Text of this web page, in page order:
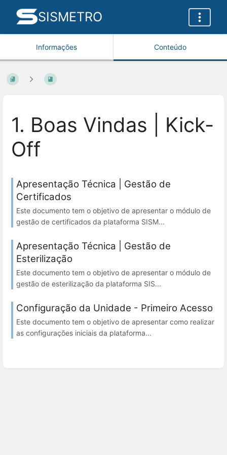
SISMETRO
Informações Conteúdo
1. Boas Vindas | Kick-
Off
Apresentação Técnica | Gestão de
Certificados
Este documento tem o objetivo de apresentar o módulo de
gestão de certificados da plataforma SISM...
Apresentação Técnica | Gestão de
Esterilização
Este documento tem o objetivo de apresentar o módulo de
gestão de esterilização da plataforma SIS...
Configuração da Unidade - Primeiro Acesso
Este documento tem o objetivo de apresentar como realizar
as configurações iniciais da plataforma...